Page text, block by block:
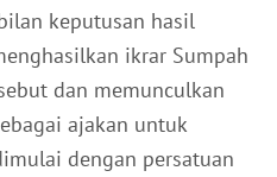
keputusan hasil
ikrar Sumpah
dan memunculkan
ajakan untuk
dengan persatuan